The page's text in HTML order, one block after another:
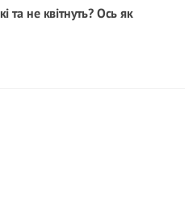
та не квітнуть? Ось як